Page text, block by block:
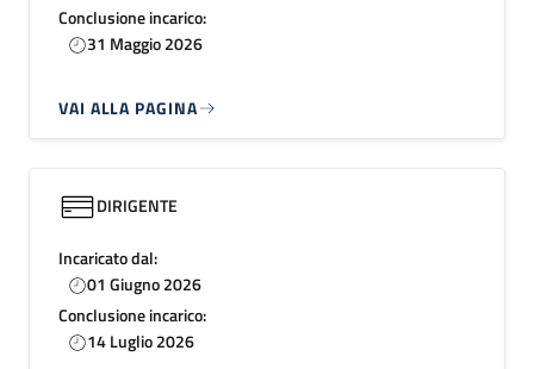
Conclusione incarico:
31 Maggio 2026
VAI ALLA PAGINA
DIRIGENTE
Incaricato dal:
01 Giugno 2026
Conclusione incarico:
14 Luglio 2026